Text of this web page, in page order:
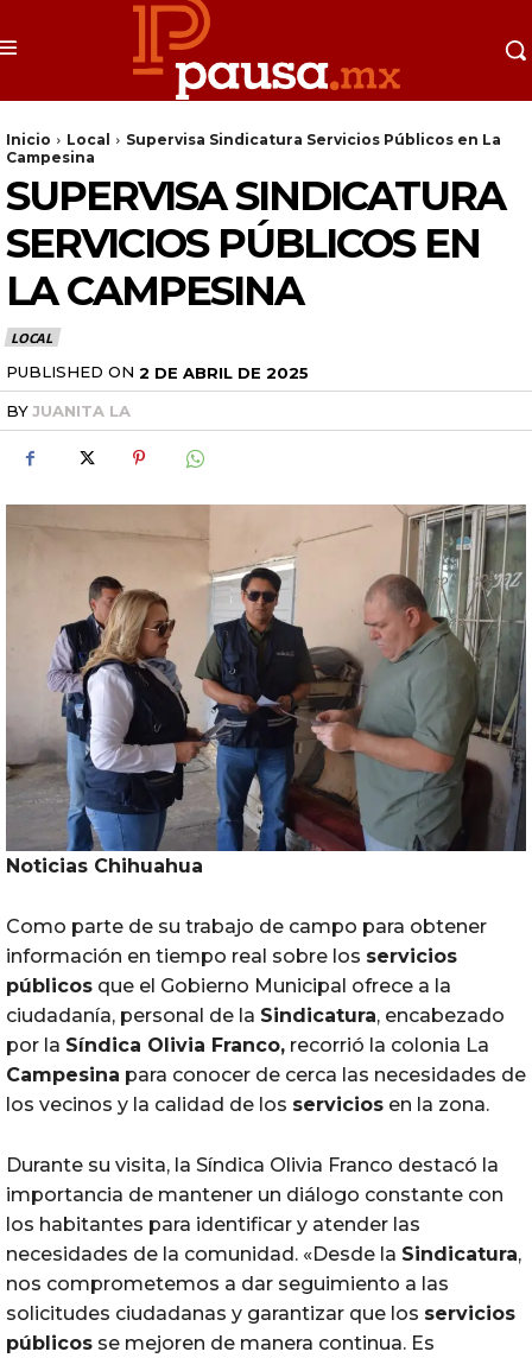
Inicio Local
Supervisa Sindicatura Servicios Públicos en La
Campesina
SUPERVISA SINDICATURA
SERVICIOS PÚBLICOS EN
LA CAMPESINA
LOCAL
PUBLISHED ON 2 DE ABRIL DE 2025
BYJUANITA LA
Noticias Chihuahua
Como parte de su trabajo de campo para obtener
información en tiempo real sobre los servicios
públicos que el Gobierno Municipal ofrece a la
ciudadanía, personal de la Sindicatura, encabezado
por la Síndica Olivia Franco, recorrió la colonia La
Campesina para conocer de cerca las necesidades de
los vecinos y la calidad de los servicios en la zona.
Durante su visita, la Síndica Olivia Franco destacó la
importancia de mantener un diálogo constante con
los habitantes para identificar y atender las
necesidades de la comunidad. «Desde la Sindicatura,
nos comprometemos a dar seguimiento a las
solicitudes ciudadanas y garantizar que los servicios
públicos se mejoren de manera continua. Es